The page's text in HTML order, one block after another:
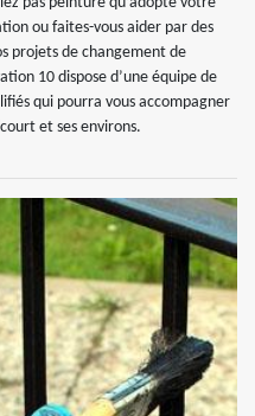
ou faites-vous aider par des
projets de changement de
10 dispose d’une équipe de
qui pourra vous accompagner
et ses environs.